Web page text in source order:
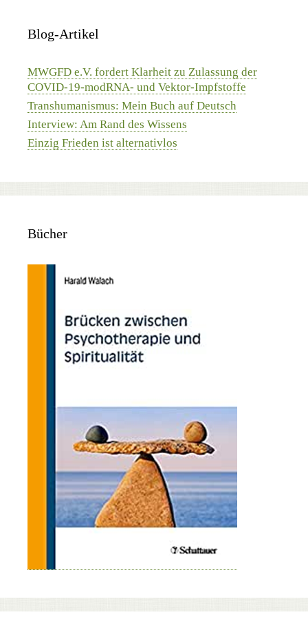
Blog-Artikel
MWGFD e.V. fordert Klarheit zu Zulassung der
COVID-19-modRNA- und Vektor-Impfstoffe
Transhumanismus: Mein Buch auf Deutsch
Interview: Am Rand des Wissens
Einzig Frieden ist alternativlos
Bücher